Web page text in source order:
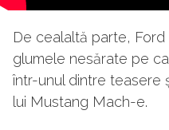
De cealaltă parte,
glumele nesărate pe
într-unul dintre teasere
lui Mustang Mach-e.